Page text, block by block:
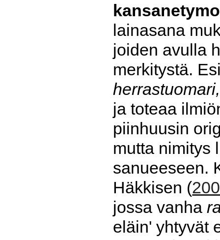
lainasana
joiden avulla
merkitystä.
ja toteaa
piinhuusin
mutta nimitys
sanueeseen.
Häkkisen (
jossa vanha
eläin' yhtyvät